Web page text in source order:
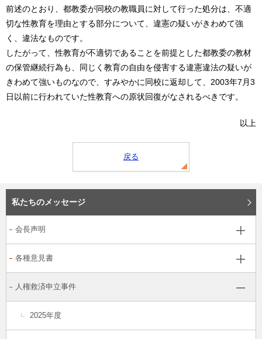
前述のとおり、都教委が同校の教職員に対して行った処分は、不適
切な性教育を理由とする部分について、違憲の疑いがきわめて強
く、違法なものです。
したがって、性教育が不適切であることを前提とした都教委の教材
の保管継続行為も、同じく教育の自由を侵害する違憲違法の疑いが
きわめて強いものなので、すみやかに同校に返却して、2003年7月3
日以前に行われていた性教育への原状回復がなされるべきです。
以上
戻る
私たちのメッセージ
会長声明
各種意見書
人権救済申立事件
2025年度